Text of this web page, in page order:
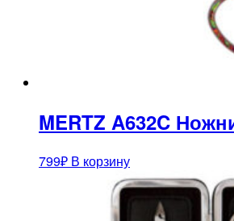
MERTZ A632C
799₽ В корзину